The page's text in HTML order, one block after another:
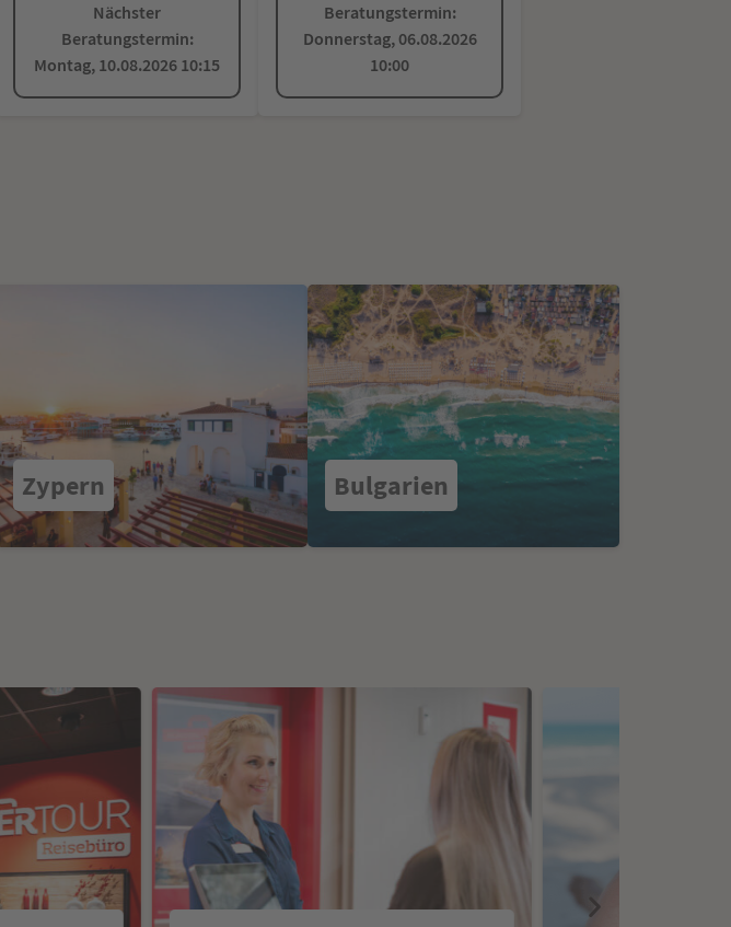
Nächster
Beratungstermin:
Montag, 10.08.2026 10:15
Beratungstermin:
Donnerstag, 06.08.2026
10:00
Zypern Bulgarien